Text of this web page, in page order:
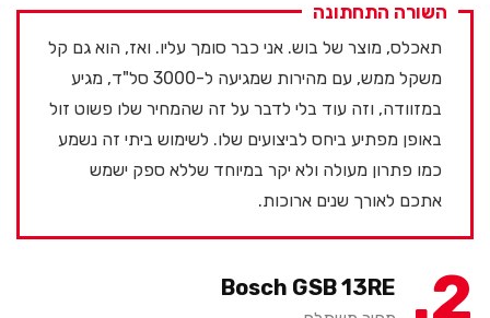
השורה התחתונה
תאכלס, מוצר של בוש. אני כבר סומך עליו. ואז, הוא גם קל
משקל ממש, עם מהירות שמגיעה ל-3000 סל"ד, מגיע
במזוודה, וזה עוד בלי לדבר על זה שהמחיר שלו פשוט זול
באופן מפתיע ביחס לביצועים שלו. לשימוש ביתי זה נשמע
כמו פתרון מעולה ולא יקר במיוחד שללא ספק ישמש
אתכם לאורך שנים ארוכות.
2
Bosch GSB 13RE